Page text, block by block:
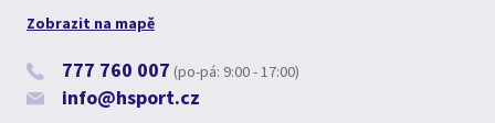
Zobrazit na mapě
777 760 007 (po-pá: 9:00 - 17:00)
info@hsport.cz